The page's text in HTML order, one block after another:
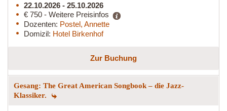
22.10.2026 - 25.10.2026
€ 750 - Weitere Preisinfos
Dozenten: Postel, Annette
Domizil: Hotel Birkenhof
Zur Buchung
Gesang: The Great American Songbook – die Jazz-
Klassiker.